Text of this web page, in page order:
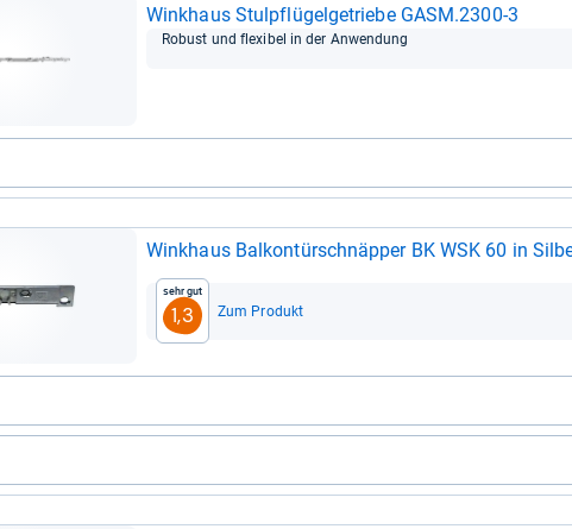
Wink­haus Stul­pflü­gel­ge­triebe GASM.2300-​3
Robust und fle­xi­bel in der Anwen­dung
Wink­haus Bal­kon­tür­schnäp­per BK WSK 60 in
Sehr gut
1,3 Zum Produkt